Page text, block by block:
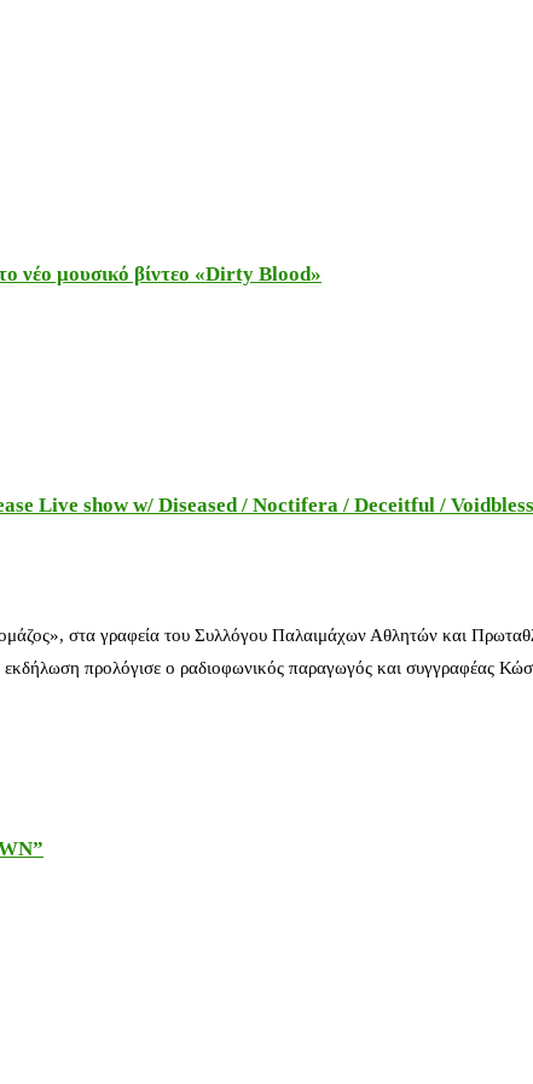
νέο μουσικό βίντεο «Dirty Blood»
Live show w/ Diseased / Noctifera / Deceitful /
στα γραφεία του Συλλόγου Παλαιμάχων Αθλητών και
προλόγισε ο ραδιοφωνικός παραγωγός και συγγραφέας